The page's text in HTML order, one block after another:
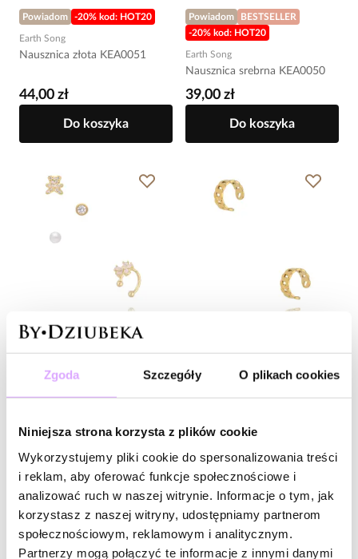
Zgoda Szczegóły O plikach cookies
Niniejsza strona korzysta z plików cookie
Wykorzystujemy pliki cookie do spersonalizowania treści
i reklam, aby oferować funkcje społecznościowe i
analizować ruch w naszej witrynie. Informacje o tym, jak
korzystasz z naszej witryny, udostępniamy partnerom
społecznościowym, reklamowym i analitycznym.
Partnerzy mogą połączyć te informacje z innymi danymi
Powiadom -20% kod: HOT20
Earth Song
Nausznica złota KEA0051
44,00 zł
Do koszyka
Powiadom
BESTSELLER
-20% kod: HOT20
Earth Song
Nausznica srebrna KEA0050
39,00 zł
Do koszyka
-20% kod: HOT20
Zestaw kolczyków i nausznicy
– złote detale z perłą i
Nausznice złote z plecionymi
motywami KSY0585